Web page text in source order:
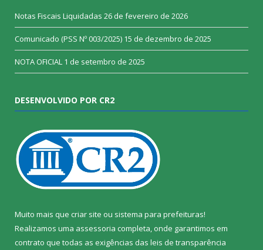
Notas Fiscais Liquidadas 26 de fevereiro de 2026
Comunicado (PSS Nº 003/2025) 15 de dezembro de 2025
NOTA OFICIAL 1 de setembro de 2025
DESENVOLVIDO POR CR2
Muito mais que criar site ou sistema para prefeituras!
Realizamos uma assessoria completa, onde garantimos em
contrato que todas as exigências das leis de transparência